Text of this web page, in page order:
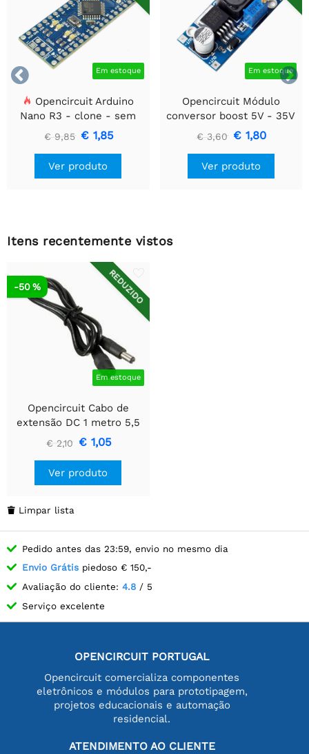

 Em estoque
Opencircuit Arduino
Nano R3 - clone - sem
cabeçalhos
€ 9,85 € 1,85
Ver produto
Em estoque
Opencircuit Módulo
conversor boost 5V - 35V
XL6009
€ 3,60 € 1,80
Ver produto
Itens recentemente vistos
REDUZIDO
Em estoque
-50 %
Opencircuit Cabo de
extensão DC 1 metro 5,5
mm x 2,1 mm
€ 2,10 € 1,05
Ver produto
 Limpar lista
Pedido antes das 23:59, envio no mesmo dia
Envio Grátis piedoso € 150,-
Avaliação do cliente: 4.8 / 5
Serviço excelente
OPENCIRCUIT PORTUGAL
Opencircuit comercializa componentes
eletrônicos e módulos para prototipagem,
projetos educacionais e automação
residencial.
ATENDIMENTO AO CLIENTE